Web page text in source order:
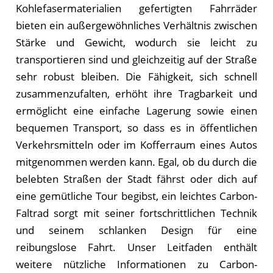
Kohlefasermaterialien gefertigten Fahrräder
bieten ein außergewöhnliches Verhältnis zwischen
Stärke und Gewicht, wodurch sie leicht zu
transportieren sind und gleichzeitig auf der Straße
sehr robust bleiben. Die Fähigkeit, sich schnell
zusammenzufalten, erhöht ihre Tragbarkeit und
ermöglicht eine einfache Lagerung sowie einen
bequemen Transport, so dass es in öffentlichen
Verkehrsmitteln oder im Kofferraum eines Autos
mitgenommen werden kann. Egal, ob du durch die
belebten Straßen der Stadt fährst oder dich auf
eine gemütliche Tour begibst, ein leichtes Carbon-
Faltrad sorgt mit seiner fortschrittlichen Technik
und seinem schlanken Design für eine
reibungslose Fahrt. Unser Leitfaden enthält
weitere nützliche Informationen zu Carbon-